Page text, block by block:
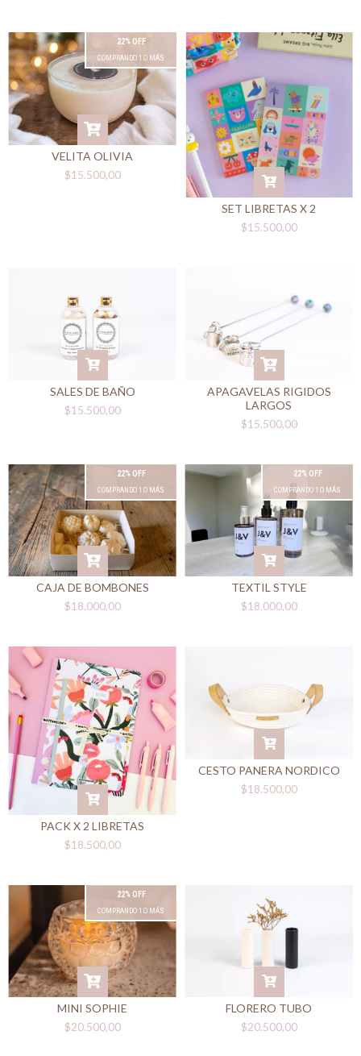
22% OFF
COMPRANDO 1 O MÁS
VELITA OLIVIA
$15.500,00
SET LIBRETAS X 2
$15.500,00
SALES DE BAÑO
$15.500,00
APAGAVELAS RIGIDOS
LARGOS
$15.500,00
22% OFF
COMPRANDO 1 O MÁS
CAJA DE BOMBONES
$18.000,00
22% OFF
COMPRANDO 1 O MÁS
TEXTIL STYLE
$18.000,00
PACK X 2 LIBRETAS
$18.500,00
CESTO PANERA NORDICO
$18.500,00
22% OFF
COMPRANDO 1 O MÁS
MINI SOPHIE
$20.500,00
FLORERO TUBO
$20.500,00